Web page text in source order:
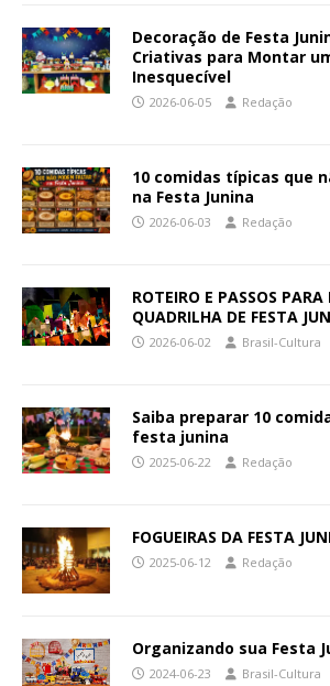
Decoração de Festa
Criativas para Montar
Inesquecível
2026-06-05 Redação
10 comidas típicas que
na Festa Junina
2026-06-03 Redação
ROTEIRO E PASSOS
QUADRILHA DE FESTA
2026-06-02 Brasil-Cultura
Saiba preparar 10
festa junina
2025-06-22 Redação
FOGUEIRAS DA FESTA
2025-06-12 Redação
Organizando sua Festa
2024-06-23 Brasil-Cultura